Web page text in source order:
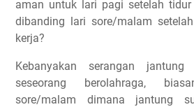
aman untuk lari pagi setelah
dibanding lari sore/malam
kerja?
Kebanyakan serangan
seseorang berolahraga,
sore/malam dimana jantung